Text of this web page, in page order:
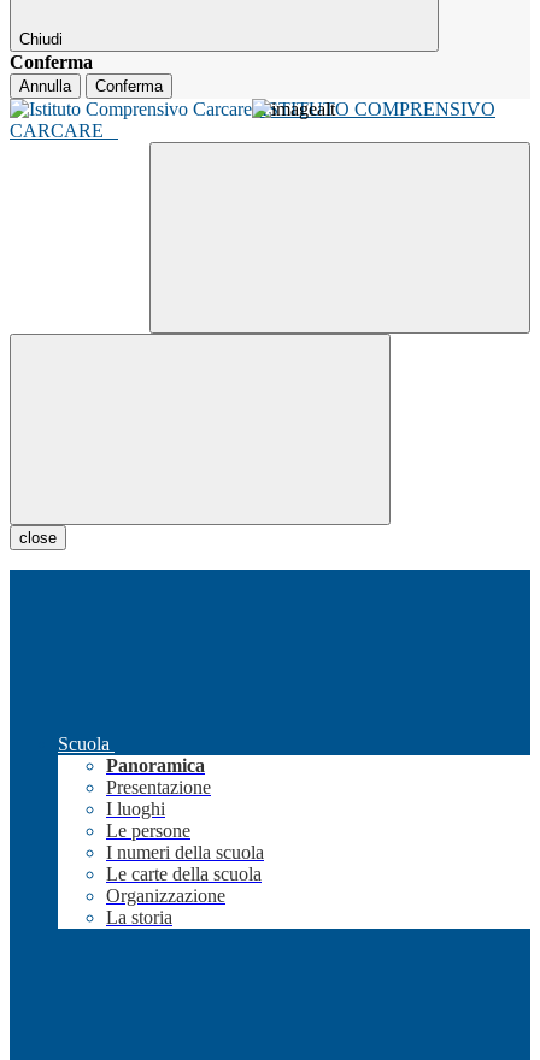
Chiudi
Conferma
Annulla Conferma
ISTITUTO COMPRENSIVO
CARCARE
close
Scuola
Panoramica
Presentazione
I luoghi
Le persone
I numeri della scuola
Le carte della scuola
Organizzazione
La storia